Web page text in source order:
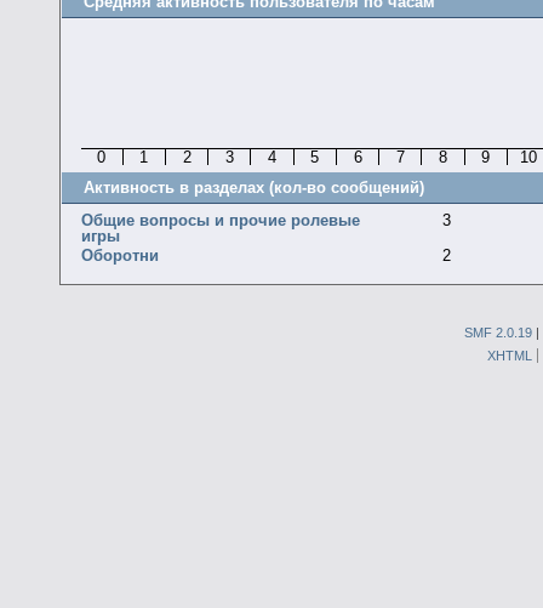
0 1 2 3 4 5 6 7 8 9
10
Активность в разделах (кол-во сообщений)
Общие вопросы и прочие ролевые
игры
3
Оборотни
2
SMF 2.0.19 |
XHTML